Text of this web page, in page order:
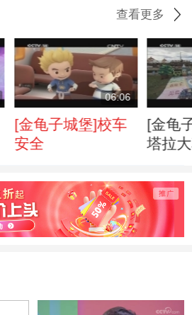
查看更多
06:06
[金龟子城堡]校车
安全
[金龟
塔拉